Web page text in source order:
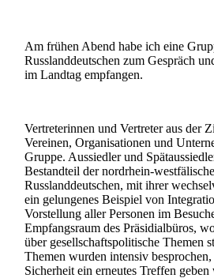
Am frühen Abend habe ich eine
Russlanddeutschen zum Gespräch
im Landtag empfangen.
Vertreterinnen und Vertreter aus der
Vereinen, Organisationen und
Gruppe. Aussiedler und
Bestandteil der nordrhein-
Russlanddeutschen, mit ihrer
ein gelungenes Beispiel von
Vorstellung aller Personen im
Empfangsraum des Präsidialbüros,
über gesellschaftspolitische Themen
Themen wurden intensiv besprochen,
Sicherheit ein erneutes Treffen geben